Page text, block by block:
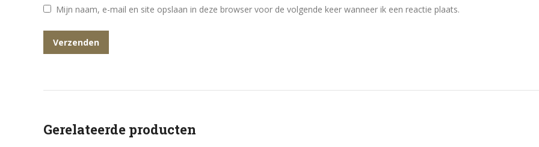
Mijn naam, e-mail en site opslaan in deze browser voor de volgende keer wanneer ik een reactie plaats.
Gerelateerde producten